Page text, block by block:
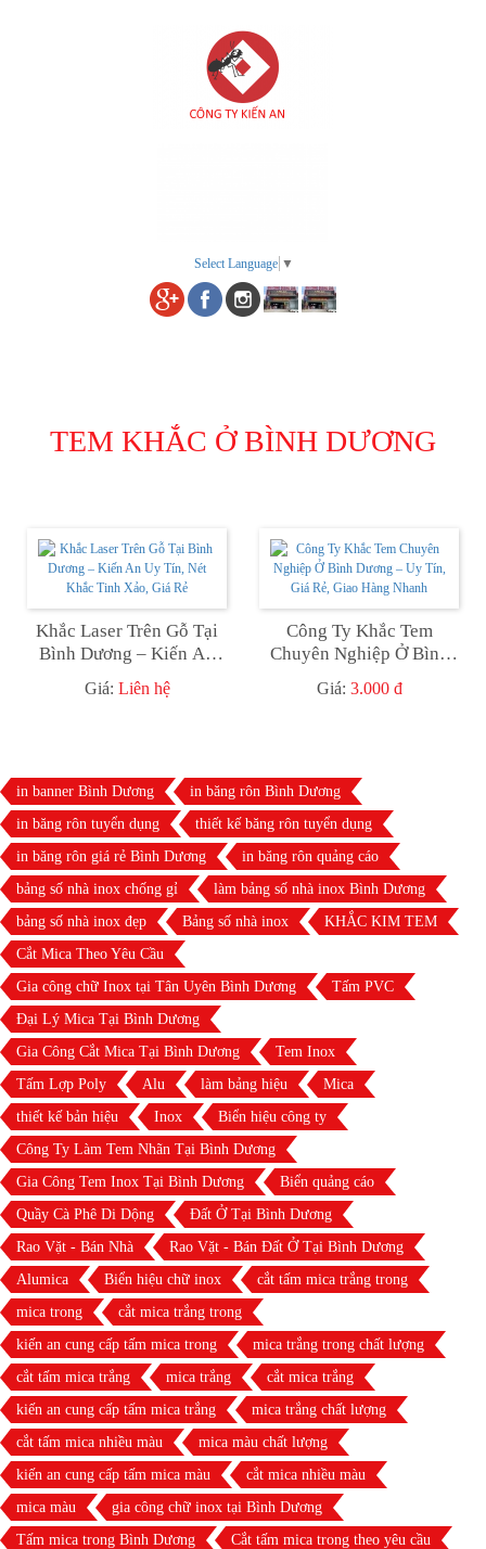
Select Language ▼
TEM KHẮC Ở BÌNH DƯƠNG
Khắc Laser Trên Gỗ Tại
Bình Dương – Kiến An
Uy Tín, Nét Khắc Tinh
Xảo, Giá Rẻ
Giá: Liên hệ
Công Ty Khắc Tem
Chuyên Nghiệp Ở Bình
Dương – Uy Tín, Giá Rẻ,
Giao Hàng Nhanh
Giá: 3.000 đ
in banner Bình Dương
in băng rôn Bình Dương
in băng rôn tuyển dụng
thiết kế băng rôn tuyển dụng
in băng rôn giá rẻ Bình Dương
in băng rôn quảng cáo
bảng số nhà inox chống gỉ
làm bảng số nhà inox Bình Dương
bảng số nhà inox đẹp
Bảng số nhà inox
KHẮC KIM TEM
Cắt Mica Theo Yêu Cầu
Gia công chữ Inox tại Tân Uyên Bình Dương
Tấm PVC
Đại Lý Mica Tại Bình Dương
Gia Công Cắt Mica Tại Bình Dương
Tem Inox
Tấm Lợp Poly
Alu làm bảng hiệu
Mica
thiết kế bản hiệu
Inox
Biển hiệu công ty
Công Ty Làm Tem Nhãn Tại Bình Dương
Gia Công Tem Inox Tại Bình Dương
Biển quảng cáo
Quầy Cà Phê Di Dộng
Đất Ở Tại Bình Dương
Rao Vặt - Bán Nhà
Rao Vặt - Bán Đất Ở Tại Bình Dương
Alumica
Biển hiệu chữ inox
cắt tấm mica trắng trong
mica trong
cắt mica trắng trong
kiến an cung cấp tấm mica trong
mica trắng trong chất lượng
cắt tấm mica trắng
mica trắng
cắt mica trắng
kiến an cung cấp tấm mica trắng
mica trắng chất lượng
cắt tấm mica nhiều màu
mica màu chất lượng
kiến an cung cấp tấm mica màu
cắt mica nhiều màu
mica màu
gia công chữ inox tại Bình Dương
Tấm mica trong Bình Dương
Cắt tấm mica trong theo yêu cầu